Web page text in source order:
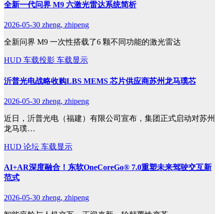
全新一代问界 M9 六激光雷达系统简析
2026-05-30 zheng, zhipeng
全新问界 M9 一次性搭载了6 颗不同功能的激光雷达
HUD 车载投影 车载显示
沂普光电战略收购LBS MEMS 芯片供应商苏州龙马璞芯
2026-05-30 zheng, zhipeng
近日，沂普光电（福建）有限公司宣布，集团正式启动对苏州
龙马璞…
HUD 论坛 车载显示
AI+AR深度融合！东软OneCoreGo® 7.0重塑未来驾驶交互新
范式
2026-05-30 zheng, zhipeng